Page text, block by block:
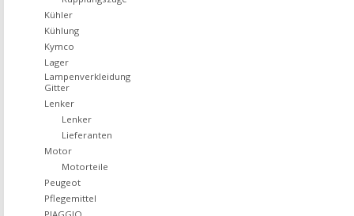
Kühler
Kühlung
Kymco
Lager
Lampenverkleidung
Gitter
Lenker
Lenker
Lieferanten
Motor
Motorteile
Peugeot
Pflegemittel